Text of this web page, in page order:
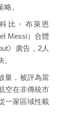
。
比・布萊恩
Messi）合體
》廣告，2人
量，被評為當
空在非傳統市
一家區域性載